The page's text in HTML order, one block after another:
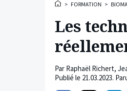
> FORMATION >
Les
Par Raphaël Richert,
Publié le 21.03.2023.